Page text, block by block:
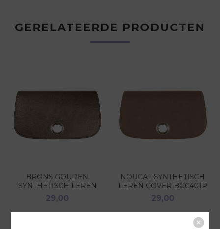
GERELATEERDE PRODUCTEN
BRONS GOUDEN
SYNTHETISCH LEREN
COVER BGC400P
29,00
NOUGAT SYNTHETISCH
LEREN COVER BGC401P
29,00